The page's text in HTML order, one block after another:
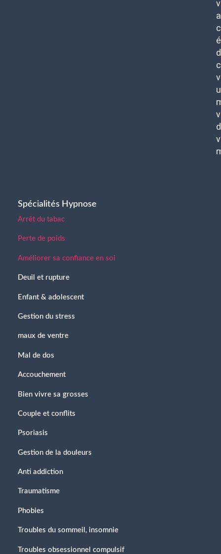
Spécialités Hypnose
Arrêt du tabac
Perte de poids
Améliorer sa confiance en soi
Deuil et rupture
Enfant & adolescent
Gestion du stress
maux de ventre
Mal de dos
Accouchement
Bien vivre sa grosses
Couple et conflits
Psoriasis
Gestion de la douleurs
Anti addiction
Traumatisme
Phobies
Troubles du sommeil, insomnie
Troubles obsessionnel compulsif